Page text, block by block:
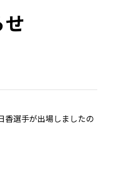
香選手が出場しましたの